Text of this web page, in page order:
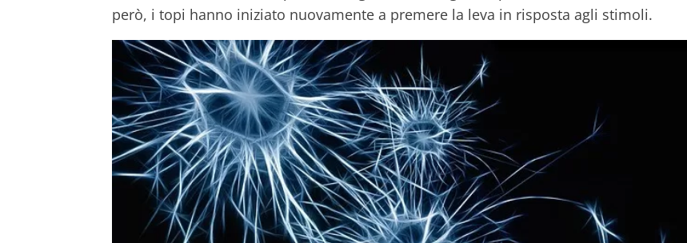
però, i topi hanno iniziato nuovamente a premere la leva in risposta agli stimoli.